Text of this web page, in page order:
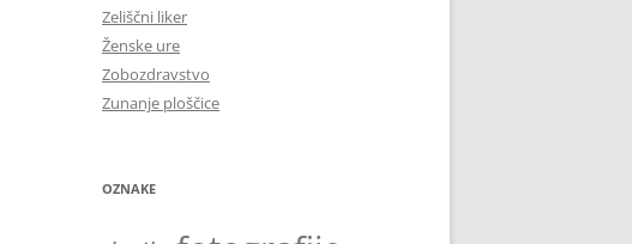
Zeliščni liker
Ženske ure
Zobozdravstvo
Zunanje ploščice
OZNAKE